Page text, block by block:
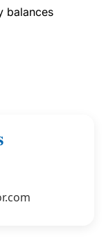
balances